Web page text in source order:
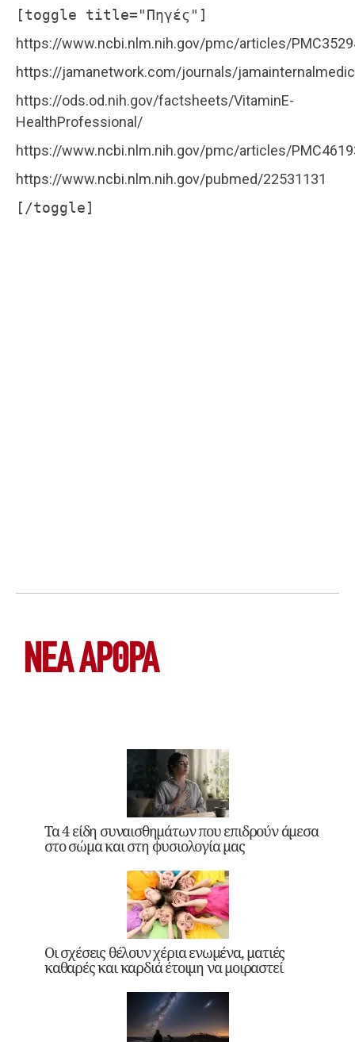
[toggle title="Πηγές"]
https://www.ncbi.nlm.nih.gov/pmc/articles/
https://jamanetwork.com/journals/
https://ods.od.nih.gov/factsheets/VitaminE-
HealthProfessional/
https://www.ncbi.nlm.nih.gov/pmc/articles/
https://www.ncbi.nlm.nih.gov/pubmed/22531131
[/toggle]
ΝΕΑ ΆΡΘΡΑ
Τα 4 είδη συναισθημάτων που επιδρούν άμεσα
στο σώμα και στη φυσιολογία μας
Οι σχέσεις θέλουν χέρια ενωμένα, ματιές
καθαρές και καρδιά έτοιμη να μοιραστεί